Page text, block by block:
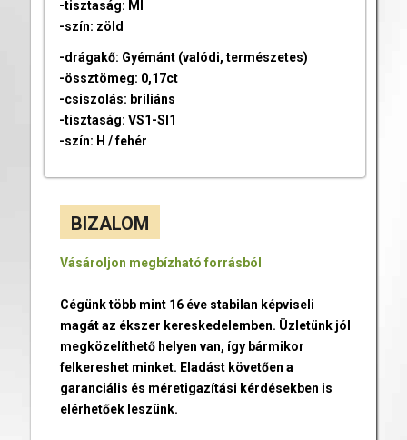
-tisztaság: MI
-szín: zöld
-drágakő: Gyémánt (valódi, természetes)
-össztömeg: 0,17ct
-csiszolás: briliáns
-tisztaság: VS1-SI1
-szín: H / fehér
BIZALOM
Vásároljon megbízható forrásból
Cégünk több mint 16 éve stabilan képviseli
magát az ékszer kereskedelemben. Üzletünk jól
megközelíthető helyen van, így bármikor
felkereshet minket. Eladást követően a
garanciális és méretigazítási kérdésekben is
elérhetőek leszünk.